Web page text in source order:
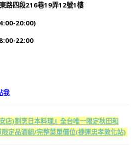
路四段216巷19弄12號1樓
20:00)
22:00
我
店)割烹日本料理』全台唯一限定秋田和
定品酒組/完整菜單價位(捷運忠孝敦化站)